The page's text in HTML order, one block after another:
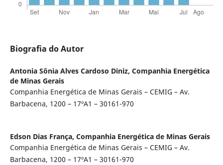
Biografia do Autor
Antonia Sônia Alves Cardoso Diniz, Companhia Energética
de Minas Gerais
Companhia Energética de Minas Gerais – CEMIG – Av.
Barbacena, 1200 – 17ºA1 – 30161-970
Edson Dias França, Companhia Energética de Minas Gerais
Companhia Energética de Minas Gerais – CEMIG – Av.
Barbacena, 1200 – 17ºA1 – 30161-970